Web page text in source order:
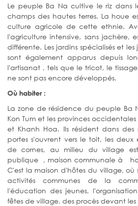
Le peuple Ba Na cultive le riz dans
champs des hautes terres. La houe
culture agricole de cette ethnie.
l'agriculture intensive, sans jachère,
différente. Les jardins spécialisés et
sont également apparus depuis
l'artisanat , tels que le tricot, le
ne sont pas encore développés.
Où habiter :
La zone de résidence du peuple Ba
Kon Tum et les provinces
et Khanh Hoa. Ils résident dans des
portes s'ouvrent vers le toit, les deux
de cornes, au milieu du village
publique , maison communale à
C'est la maison d'hôtes du village, où
activités communes de la
l'éducation des jeunes,
fêtes de village, des procès devant